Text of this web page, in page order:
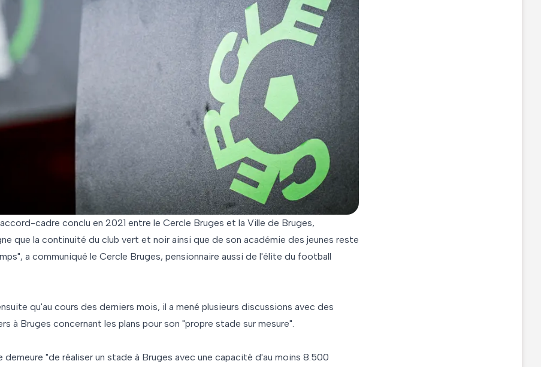
cadre conclu en 2021 entre le Cercle Bruges et la Ville de Bruges,
que la continuité du club vert et noir ainsi que de son académie des jeunes reste
a communiqué le Cercle Bruges, pensionnaire aussi de l'élite du football
qu'au cours des derniers mois, il a mené plusieurs discussions avec des
à Bruges concernant les plans pour son "propre stade sur mesure".
"de réaliser un stade à Bruges avec une capacité d'au moins 8.500